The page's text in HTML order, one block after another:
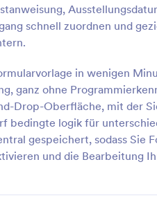
schnell zuordnen und
in wenigen
ganz ohne
Drop-Oberfläche, mit der
bedingte logik für
gespeichert, sodass Sie
und die Bearbeitung
und Reparaturantragsformular
für Rücksendungen und
damit Service-Teams
schneller prüfen,
Jotform zentral verwalten können.
Category:
Vorlage verwenden